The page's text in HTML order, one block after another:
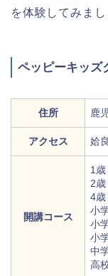
を体験してみまし
ペッピーキッズ
住所 鹿
アクセス 姶
開講コース
1
2歳
4歳
小
小
小
中
高